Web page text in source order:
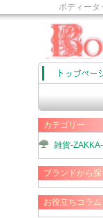
ボディータ
カテゴリー
雑貨-ZAKKA-
ブランドから探
お役立ちコラム